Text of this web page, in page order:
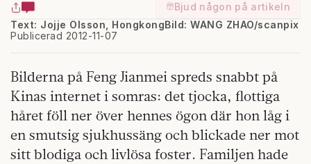
Bjud någon på artikeln
Text: Jojje Olsson, Hongkong
Publicerad 2012-11-07
Bild: WANG ZHAO/scanpix
Bilderna på Feng Jianmei spreds snabbt på
Kinas internet i somras: det tjocka, flottiga
håret föll ner över hennes ögon där hon låg i
en smutsig sjukhussäng och blickade ner mot
sitt blodiga och livlösa foster. Familjen hade